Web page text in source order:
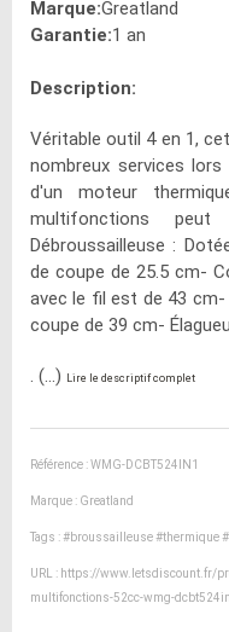
Marque:Greatland
Garantie:1 an
Description:
Véritable outil 4 en 1,
nombreux services
d'un moteur
multifonctions
Débroussailleuse :
de coupe de 25.5 cm-
avec le fil est de 43 cm-
coupe de 39 cm-
. (...) Lire le descriptif complet
Référence : WMG-DCBT524IN1
Marque : Greatland
Tags :#broussailleuse#thermique
URL : https://www.letsdiscount.fr/
multifonctions-52cc-wmg-